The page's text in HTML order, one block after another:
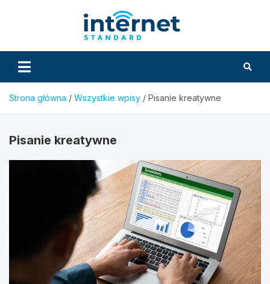
Strona główna Wszystkie wpisy Pisanie kreatywne
Pisanie kreatywne